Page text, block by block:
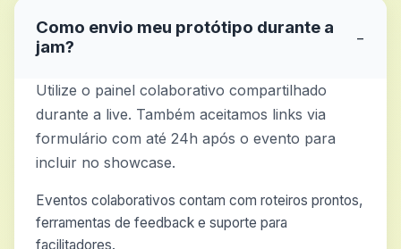
Como envio meu protótipo durante a
jam?
−
Utilize o painel colaborativo compartilhado
durante a live. Também aceitamos links via
formulário com até 24h após o evento para
incluir no showcase.
Eventos colaborativos contam com roteiros prontos,
ferramentas de feedback e suporte para
facilitadores.